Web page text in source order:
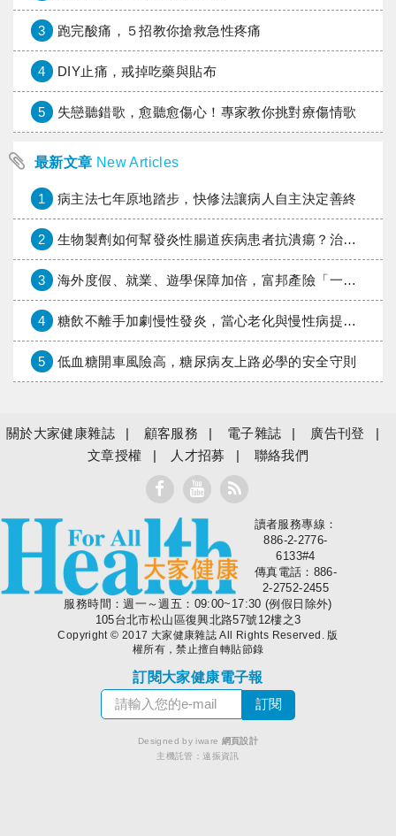
3 跑完酸痛，５招教你搶救急性疼痛
4 DIY止痛，戒掉吃藥與貼布
5 失戀聽錯歌，愈聽愈傷心！專家教你挑對療傷情歌
最新文章 New Articles
1 病主法七年原地踏步，快修法讓病人自主決定善終
2 生物製劑如何幫發炎性腸道疾病患者抗潰瘍？治療進展與健保給付困境一次看
3 海外度假、就業、遊學保障加倍，富邦產險「一期逐夢」專案加碼遠距醫療與緊急救援
4 糖飲不離手加劇慢性發炎，當心老化與慢性病提早報到
5 低血糖開車風險高，糖尿病友上路必學的安全守則
關於大家健康雜誌 顧客服務 電子雜誌
廣告刊登
文章授權
人才招募 聯絡我們
大家健康
讀者服務專線：
886-2-2776-
6133#4
傳真電話：886-
2-2752-2455
服務時間：週一～週五：09:00~17:30 (例假日除外)
105台北市松山區復興北路57號12樓之3
Copyright © 2017 大家健康雜誌 All Rights Reserved. 版
權所有，禁止擅自轉貼節錄
訂閱大家健康電子報
Designed by iware 網頁設計
主機託管：遠振資訊